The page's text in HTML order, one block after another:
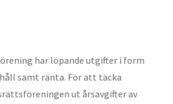
har löpande utgifter i form
samt ränta. För att täcka
ut årsavgifter av